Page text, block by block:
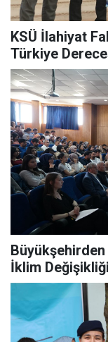
KSÜ İlahiyat
Türkiye
Büyükşehirden
İklim